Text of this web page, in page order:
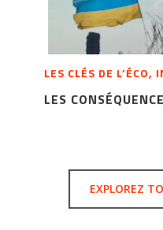
LES CLÉS DE
LES
EXPLOREZ